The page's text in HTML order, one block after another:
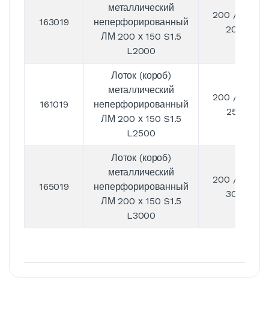
163019
металлический
неперфорированный
ЛМ 200 х 150 S1.5
L2000
200 / 150 /
2000
161019
Лоток (короб)
металлический
неперфорированный
ЛМ 200 х 150 S1.5
L2500
200 / 150 /
2500
165019
Лоток (короб)
металлический
неперфорированный
ЛМ 200 х 150 S1.5
L3000
200 / 150 /
3000